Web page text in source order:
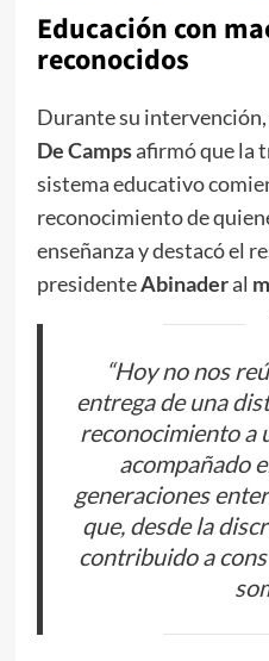
Educación con
reconocidos
Durante su
De Campsafirmó que la
sistema educativo
reconocimiento de
enseñanza y destacó el
presidenteAbinaderal
“Hoy no nos
entrega de una
reconocimiento a
acompañado
generaciones
que, desde la
contribuido a